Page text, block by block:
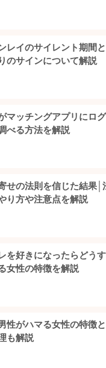
レイのサイレント期間
のサインについて解説
マッチングアプリにロ
べる方法を解説
せの法則を信じた結果│
り方や注意点を解説
を好きになったらどう
女性の特徴を解説
性がハマる女性の特徴
も解説